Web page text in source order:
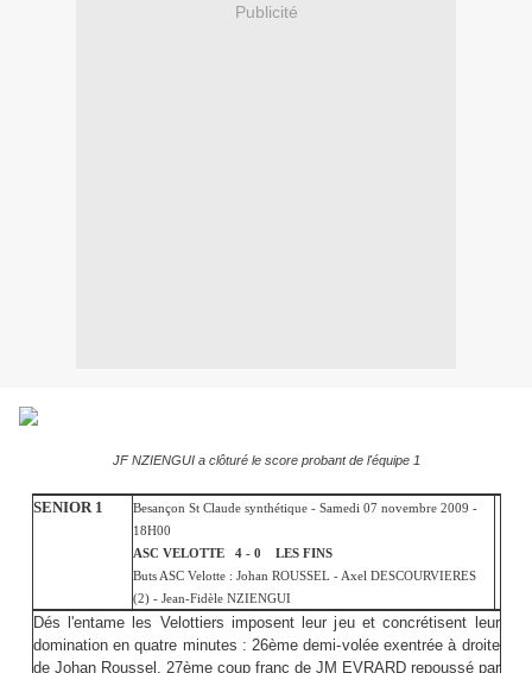
Publicité
JF NZIENGUI a clôturé le score probant de l'équipe 1
SENIOR 1
Besançon St Claude synthétique - Samedi 07 novembre 2009 -
18H00
ASC VELOTTE 4 - 0 LES FINS
Buts ASC Velotte : Johan ROUSSEL - Axel DESCOURVIERES
(2) - Jean-Fidèle NZIENGUI
Dés l'entame les Velottiers imposent leur jeu et concrétisent leur
domination en quatre minutes : 26ème demi-volée exentrée à droite
de Johan Roussel, 27ème coup franc de JM EVRARD repoussé par